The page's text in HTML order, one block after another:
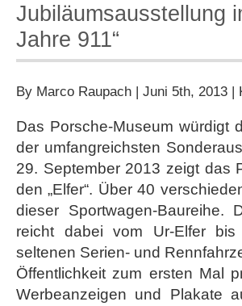
Jubiläumsausstellung
Jahre 911“
By Marco Raupach | Juni 5th, 2013 |
Das Porsche-Museum würdigt
der umfangreichsten
29. September 2013 zeigt das
den „Elfer“. Über 40
dieser Sportwagen-Baureihe.
reicht dabei vom Ur-Elfer
seltenen Serien- und
Öffentlichkeit zum ersten Mal
Werbeanzeigen und Plakate